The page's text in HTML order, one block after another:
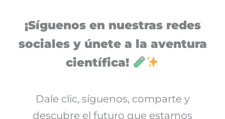
¡Síguenos en nuestras redes
sociales y únete a la aventura
científica!
Dale clic, síguenos, comparte y
descubre el futuro que estamos